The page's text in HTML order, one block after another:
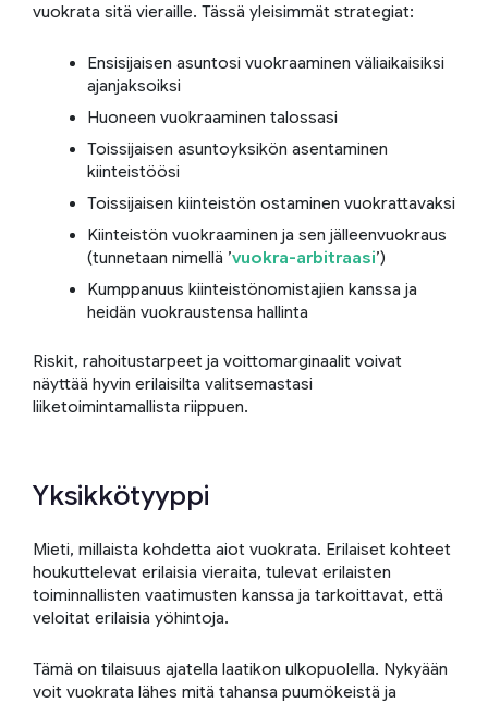
vuokrata sitä vieraille. Tässä yleisimmät strategiat:
Ensisijaisen asuntosi vuokraaminen väliaikaisiksi
ajanjaksoiksi
Huoneen vuokraaminen talossasi
Toissijaisen asuntoyksikön asentaminen
kiinteistöösi
Toissijaisen kiinteistön ostaminen vuokrattavaksi
Kiinteistön vuokraaminen ja sen jälleenvuokraus
(tunnetaan nimellä ’vuokra-arbitraasi’)
Kumppanuus kiinteistönomistajien kanssa ja
heidän vuokraustensa hallinta
Riskit, rahoitustarpeet ja voittomarginaalit voivat
näyttää hyvin erilaisilta valitsemastasi
liiketoimintamallista riippuen.
Yksikkötyyppi
Mieti, millaista kohdetta aiot vuokrata. Erilaiset kohteet
houkuttelevat erilaisia vieraita, tulevat erilaisten
toiminnallisten vaatimusten kanssa ja tarkoittavat, että
veloitat erilaisia yöhintoja.
Tämä on tilaisuus ajatella laatikon ulkopuolella. Nykyään
voit vuokrata lähes mitä tahansa puumökeistä ja